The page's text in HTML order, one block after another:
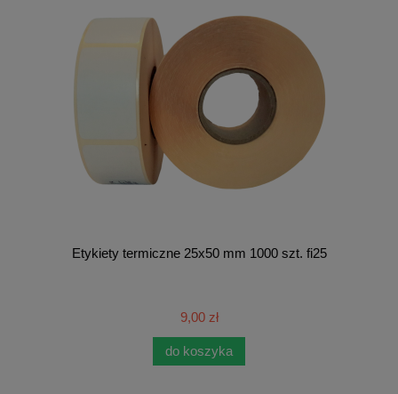
Etykiety termiczne 25x50 mm 1000 szt. fi25
9,00 zł
do koszyka